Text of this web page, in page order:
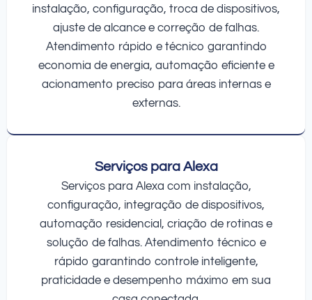
instalação, configuração, troca de dispositivos,
ajuste de alcance e correção de falhas.
Atendimento rápido e técnico garantindo
economia de energia, automação eficiente e
acionamento preciso para áreas internas e
externas.
Serviços para Alexa
Serviços para Alexa com instalação,
configuração, integração de dispositivos,
automação residencial, criação de rotinas e
solução de falhas. Atendimento técnico e
rápido garantindo controle inteligente,
praticidade e desempenho máximo em sua